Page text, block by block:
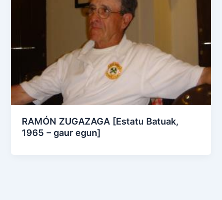
RAMÓN ZUGAZAGA [Estatu Batuak,
1965 – gaur egun]